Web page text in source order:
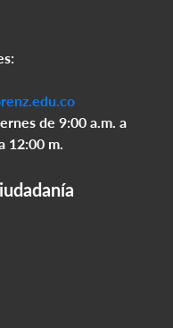
de 9:00 a.m. a
12:00 m.